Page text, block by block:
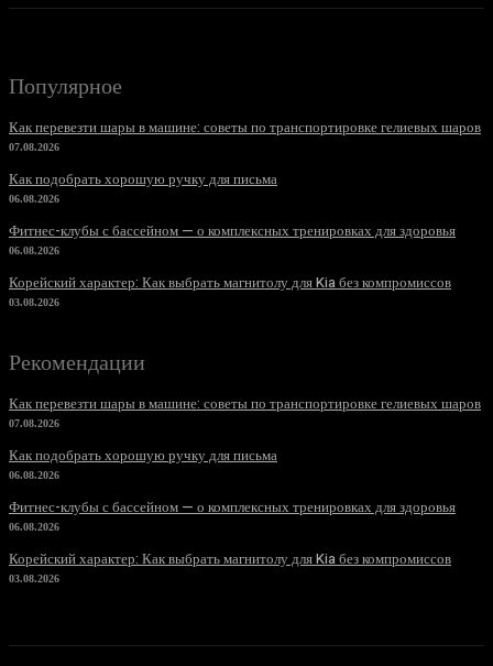
Популярное
Как перевезти шары в машине: советы по транспортировке гелиевых шаров
07.08.2026
Как подобрать хорошую ручку для письма
06.08.2026
Фитнес-клубы с бассейном — о комплексных тренировках для здоровья
06.08.2026
Корейский характер: Как выбрать магнитолу для Kia без компромиссов
03.08.2026
Рекомендации
Как перевезти шары в машине: советы по транспортировке гелиевых шаров
07.08.2026
Как подобрать хорошую ручку для письма
06.08.2026
Фитнес-клубы с бассейном — о комплексных тренировках для здоровья
06.08.2026
Корейский характер: Как выбрать магнитолу для Kia без компромиссов
03.08.2026